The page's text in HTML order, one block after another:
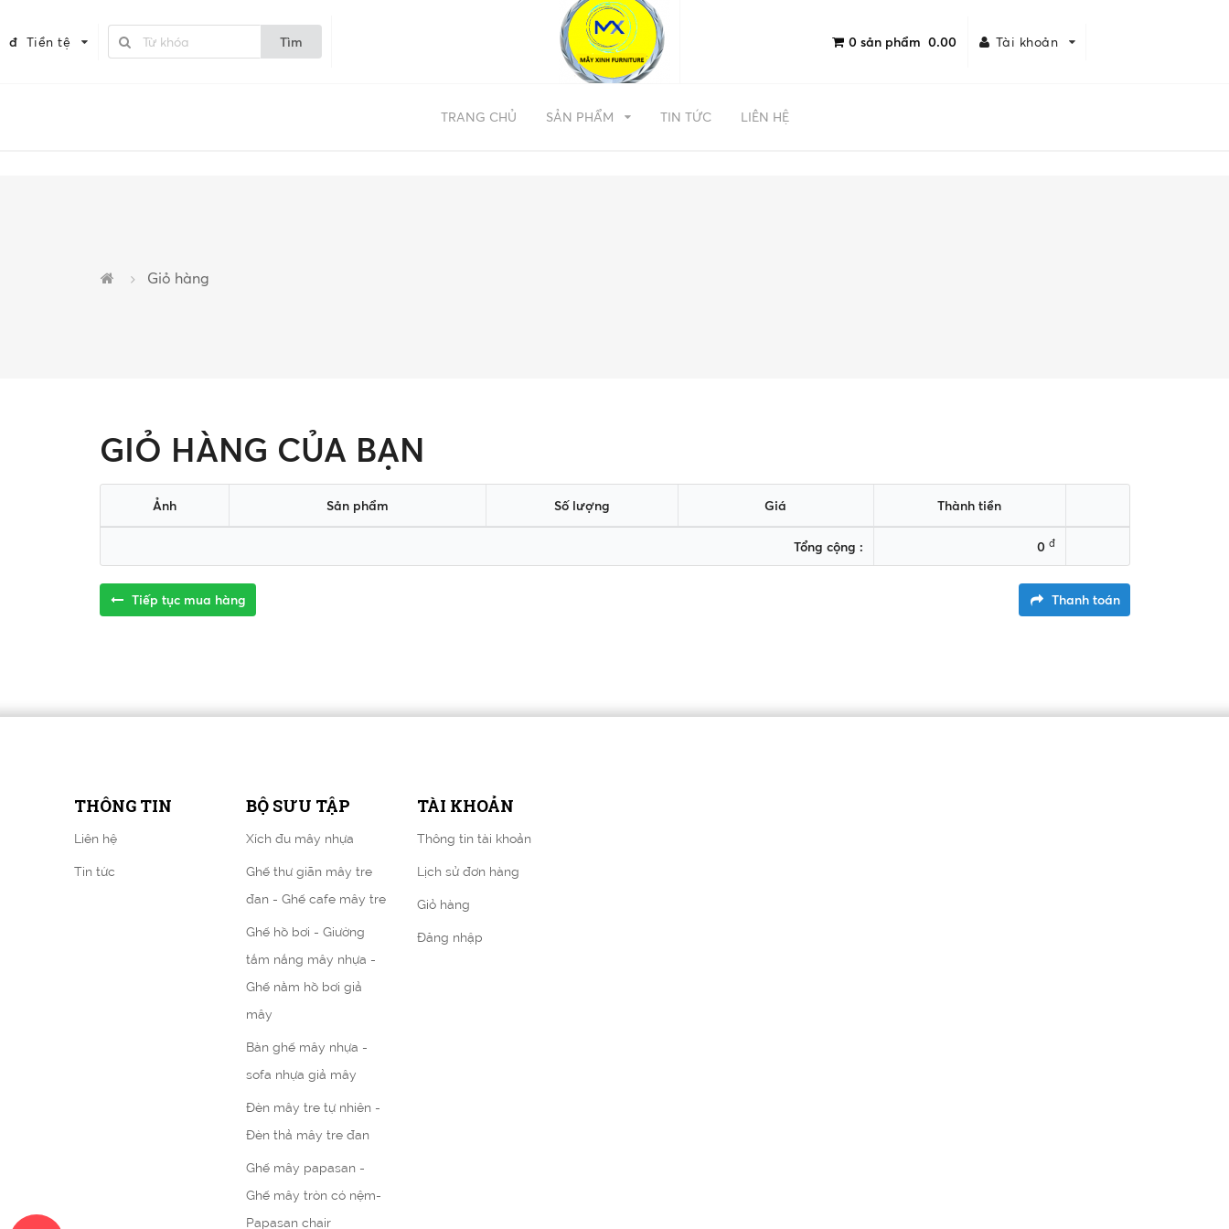
đ Tiền tệ Tìm 0 sản phẩm 0.00 Tài khoản
TRANG CHỦ SẢN PHẨM TIN TỨC LIÊN HỆ
Giỏ hàng
GIỎ HÀNG CỦA BẠN
Ảnh Sản phẩm Số lượng Giá Thành tiền
Tổng cộng : 0 đ
Tiếp tục mua hàng Thanh toán
THÔNG TIN
Liên hệ
Tin tức
BỘ SƯU TẬP
Xích đu mây nhựa
Ghế thư giãn mây tre
đan - Ghế cafe mây tre
Ghế hồ bơi - Giường
tắm nắng mây nhựa -
Ghế nằm hồ bơi giả
mây
Bàn ghế mây nhựa -
sofa nhựa giả mây
Đèn mây tre tự nhiên -
Đèn thả mây tre đan
Ghế mây papasan -
Ghế mây tròn có nệm-
Papasan chair
TÀI KHOẢN
Thông tin tài khoản
Lịch sử đơn hàng
Giỏ hàng
Đăng nhập